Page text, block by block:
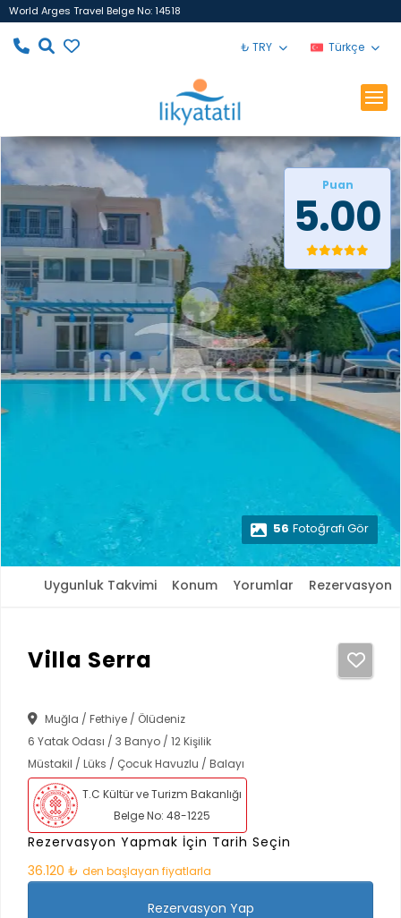
World Arges Travel Belge No: 14518
₺ TRY Türkçe
Puan
5.00
56 Fotoğrafı Gör
Uygunluk Takvimi Konum Yorumlar Rezervasyon
Villa Serra
Muğla / Fethiye / Ölüdeniz
6 Yatak Odası / 3 Banyo / 12 Kişilik
Müstakil / Lüks / Çocuk Havuzlu / Balayı
T.C Kültür ve Turizm Bakanlığı
Belge No: 48-1225
Rezervasyon Yapmak İçin Tarih Seçin
36.120 ₺ den başlayan fiyatlarla
Rezervasyon Yap